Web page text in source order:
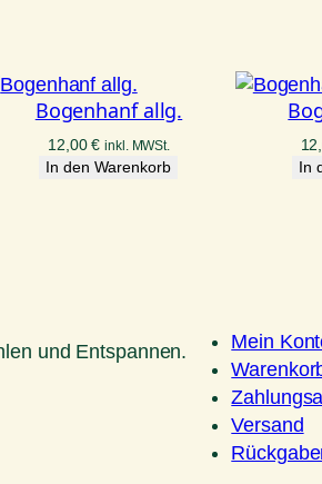
Bogenhanf allg.
12,00€ inkl. MWSt.
In den Warenkorb In
und Entspannen.
Mein
Versand